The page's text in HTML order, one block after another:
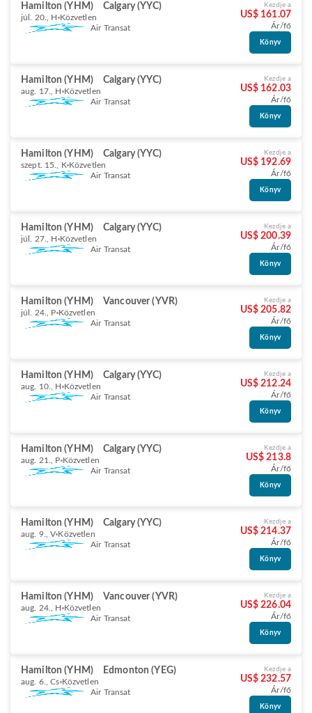
Hamilton (YHM) Calgary (YYC)
júl. 20., H Közvetlen
Air Transat
Kezdje a
US$ 161.07
Ár/fő
Könyv
Hamilton (YHM) Calgary (YYC)
aug. 17., H Közvetlen
Air Transat
Kezdje a
US$ 162.03
Ár/fő
Könyv
Hamilton (YHM) Calgary (YYC)
szept. 15., K Közvetlen
Air Transat
Kezdje a
US$ 192.69
Ár/fő
Könyv
Hamilton (YHM) Calgary (YYC)
júl. 27., H Közvetlen
Air Transat
Kezdje a
US$ 200.39
Ár/fő
Könyv
Hamilton (YHM) Vancouver (YVR)
júl. 24., P Közvetlen
Air Transat
Kezdje a
US$ 205.82
Ár/fő
Könyv
Hamilton (YHM) Calgary (YYC)
aug. 10., H Közvetlen
Air Transat
Kezdje a
US$ 212.24
Ár/fő
Könyv
Hamilton (YHM) Calgary (YYC)
aug. 21., P Közvetlen
Air Transat
Kezdje a
US$ 213.8
Ár/fő
Könyv
Hamilton (YHM) Calgary (YYC)
aug. 9., V Közvetlen
Air Transat
Kezdje a
US$ 214.37
Ár/fő
Könyv
Hamilton (YHM) Vancouver (YVR)
aug. 24., H Közvetlen
Air Transat
Kezdje a
US$ 226.04
Ár/fő
Könyv
Hamilton (YHM) Edmonton (YEG)
aug. 6., Cs Közvetlen
Air Transat
Kezdje a
US$ 232.57
Ár/fő
Könyv